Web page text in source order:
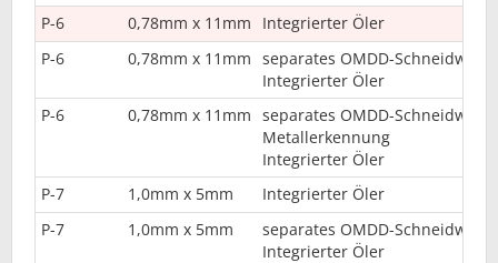
P-6
0,78mm x 11mm
Integrierter Öler
P-6
0,78mm x 11mm separates OMDD-Schneidwerk
Integrierter Öler
P-6
0,78mm x 11mm separates OMDD-Schneidwerk
Metallerkennung
Integrierter Öler
P-7
1,0mm x 5mm
Integrierter Öler
P-7
1,0mm x 5mm
separates OMDD-Schneidwerk
Integrierter Öler